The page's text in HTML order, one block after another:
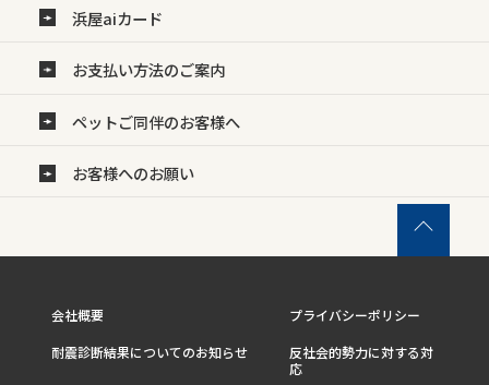
浜屋aiカード
お支払い方法のご案内
ペットご同伴のお客様へ
お客様へのお願い
会社概要
プライバシーポリシー
耐震診断結果についてのお知らせ
反社会的勢力に対する対
応